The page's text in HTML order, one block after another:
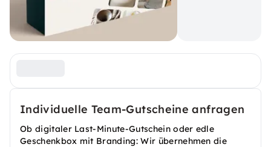
Individuelle Team-Gutscheine anfragen
Ob digitaler Last-Minute-Gutschein oder edle
Geschenkbox mit Branding: Wir übernehmen die